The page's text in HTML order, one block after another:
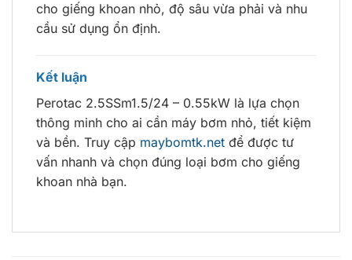
cho giếng khoan nhỏ, độ sâu vừa phải và nhu
cầu sử dụng ổn định.
Kết luận
Perotac 2.5SSm1.5/24 – 0.55kW là lựa chọn
thông minh cho ai cần máy bơm nhỏ, tiết kiệm
và bền. Truy cập maybomtk.net để được tư
vấn nhanh và chọn đúng loại bơm cho giếng
khoan nhà bạn.